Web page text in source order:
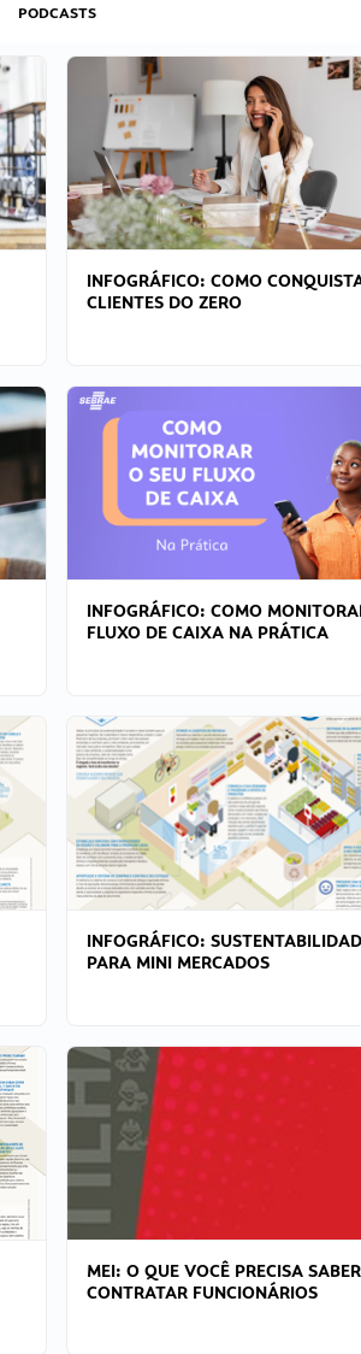
PODCASTS
INFOGRÁFICO: COMO
CLIENTES DO ZERO
INFOGRÁFICO: COMO
FLUXO DE CAIXA NA PRÁTICA
INFOGRÁFICO:
PARA MINI MERCADOS
MEI: O QUE VOCÊ PRECISA
CONTRATAR FUNCIONÁRIOS